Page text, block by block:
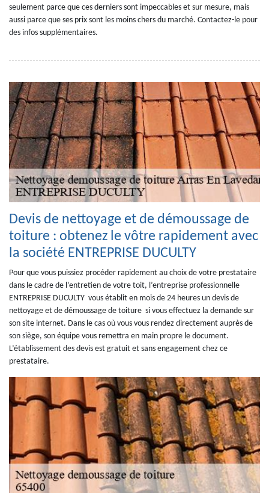
seulement parce que ces derniers sont impeccables et sur mesure, mais
aussi parce que ses prix sont les moins chers du marché. Contactez-le pour
des infos supplémentaires.
Devis de nettoyage et de démoussage de
toiture : obtenez le vôtre rapidement avec
la société ENTREPRISE DUCULTY
Pour que vous puissiez procéder rapidement au choix de votre prestataire
dans le cadre de l’entretien de votre toit, l’entreprise professionnelle
ENTREPRISE DUCULTY vous établit en mois de 24 heures un devis de
nettoyage et de démoussage de toiture si vous effectuez la demande sur
son site internet. Dans le cas où vous vous rendez directement auprès de
son siège, son équipe vous remettra en main propre le document.
L’établissement des devis est gratuit et sans engagement chez ce
prestataire.